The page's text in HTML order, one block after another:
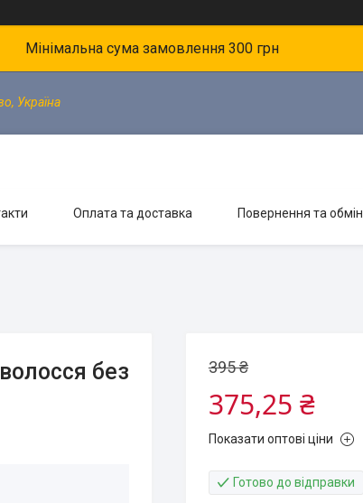
Мінімальна сума замовлення 300 грн
Україна
Оплата та доставка Повернення та обмін
без
395 ₴
375,25 ₴
Показати оптові ціни
Готово до відправки